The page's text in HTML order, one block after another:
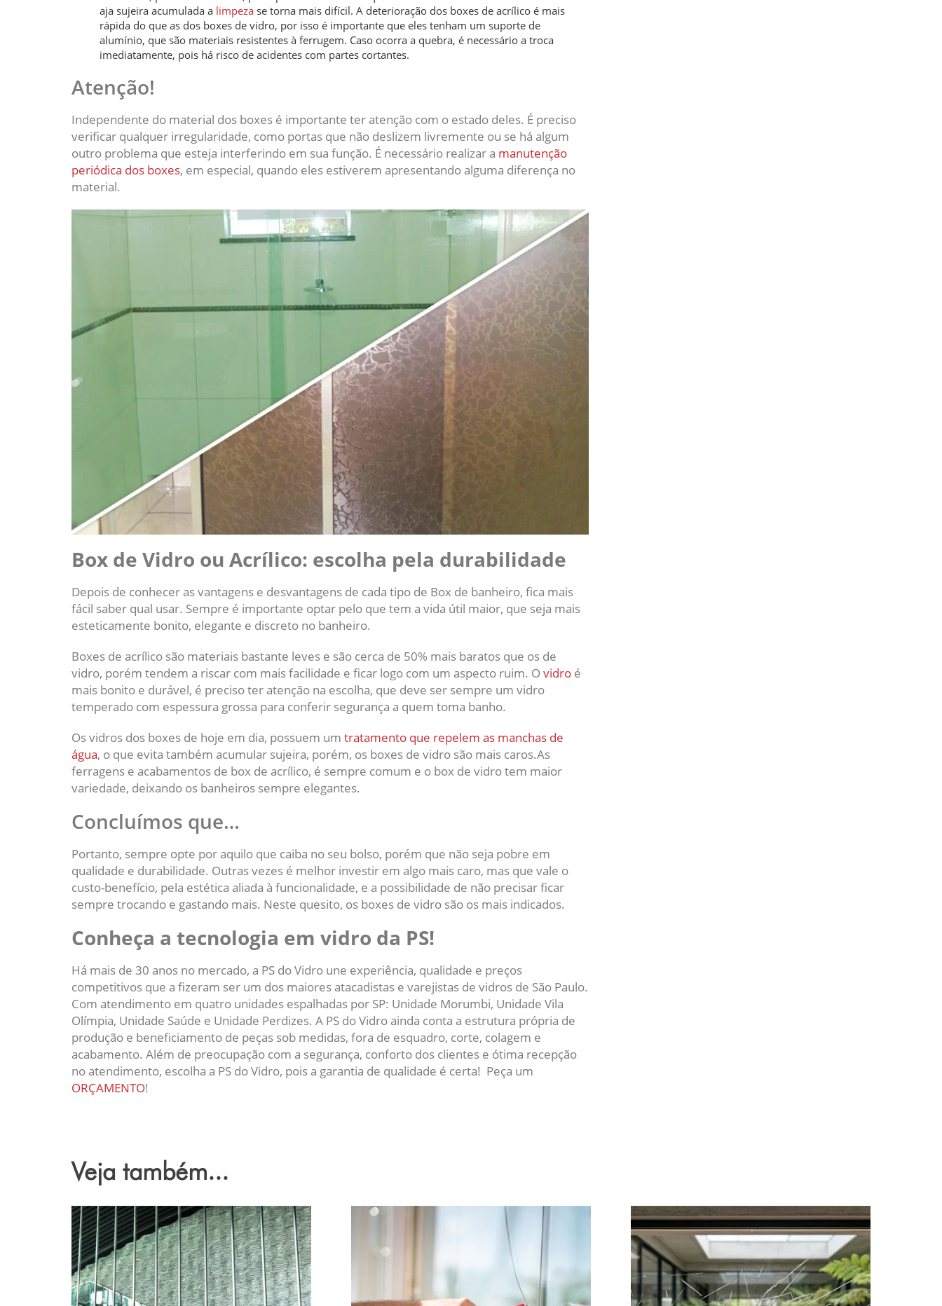
aja sujeira acumulada a limpeza se torna mais difícil. A deterioração dos boxes de acrílico é mais
rápida do que as dos boxes de vidro, por isso é importante que eles tenham um suporte de
alumínio, que são materiais resistentes à ferrugem. Caso ocorra a quebra, é necessário a troca
imediatamente, pois há risco de acidentes com partes cortantes.
Atenção!
Independente do material dos boxes é importante ter atenção com o estado deles. É preciso
verificar qualquer irregularidade, como portas que não deslizem livremente ou se há algum
outro problema que esteja interferindo em sua função. É necessário realizar a manutenção
periódica dos boxes, em especial, quando eles estiverem apresentando alguma diferença no
material.
Box de Vidro ou Acrílico: escolha pela durabilidade
Depois de conhecer as vantagens e desvantagens de cada tipo de Box de banheiro, fica mais
fácil saber qual usar. Sempre é importante optar pelo que tem a vida útil maior, que seja mais
esteticamente bonito, elegante e discreto no banheiro.
Boxes de acrílico são materiais bastante leves e são cerca de 50% mais baratos que os de
vidro, porém tendem a riscar com mais facilidade e ficar logo com um aspecto ruim. O vidro é
mais bonito e durável, é preciso ter atenção na escolha, que deve ser sempre um vidro
temperado com espessura grossa para conferir segurança a quem toma banho.
Os vidros dos boxes de hoje em dia, possuem um tratamento que repelem as manchas de
água, o que evita também acumular sujeira, porém, os boxes de vidro são mais caros.As
ferragens e acabamentos de box de acrílico, é sempre comum e o box de vidro tem maior
variedade, deixando os banheiros sempre elegantes.
Concluímos que…
Portanto, sempre opte por aquilo que caiba no seu bolso, porém que não seja pobre em
qualidade e durabilidade. Outras vezes é melhor investir em algo mais caro, mas que vale o
custo-benefício, pela estética aliada à funcionalidade, e a possibilidade de não precisar ficar
sempre trocando e gastando mais. Neste quesito, os boxes de vidro são os mais indicados.
Conheça a tecnologia em vidro da PS!
Há mais de 30 anos no mercado, a PS do Vidro une experiência, qualidade e preços
competitivos que a fizeram ser um dos maiores atacadistas e varejistas de vidros de São Paulo.
Com atendimento em quatro unidades espalhadas por SP: Unidade Morumbi, Unidade Vila
Olímpia, Unidade Saúde e Unidade Perdizes. A PS do Vidro ainda conta a estrutura própria de
produção e beneficiamento de peças sob medidas, fora de esquadro, corte, colagem e
acabamento. Além de preocupação com a segurança, conforto dos clientes e ótima recepção
no atendimento, escolha a PS do Vidro, pois a garantia de qualidade é certa! Peça um
ORÇAMENTO!
Veja também...